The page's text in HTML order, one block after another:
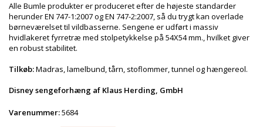
Alle Bumle produkter er produceret efter de højeste standarder
herunder EN 747-1:2007 og EN 747-2:2007, så du trygt kan overlade
børneværelset til vildbasserne. Sengene er udført i massiv
hvidlakeret fyrretræ med stolpetykkelse på 54X54 mm., hvilket giver
en robust stabilitet.
Tilkøb:Madras, lamelbund, tårn, stoflommer, tunnel og hængereol.
Disney sengeforhæng af Klaus Herding, GmbH
Varenummer:5684